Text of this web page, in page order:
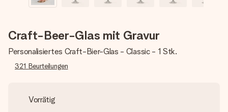
Craft-Beer-Glas mit Gravur
Personalisiertes Craft-Bier-Glas - Classic - 1 Stk.
321 Beurteilungen
Vorrätig